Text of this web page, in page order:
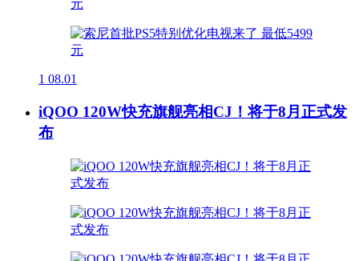
1 08.01
iQOO 120W快充旗舰亮相CJ！将于8月正式发
布